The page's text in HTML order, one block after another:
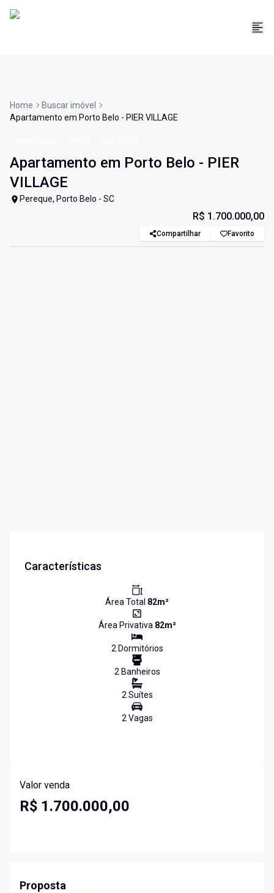
Home
Buscar imóvel
Apartamento em Porto Belo - PIER VILLAGE
Apartamento em Porto Belo - PIER
VILLAGE
Pereque, Porto Belo - SC
R$ 1.700.000,00
Compartilhar Favorito
Características
Área Total 82m²
Área Privativa 82m²
2Dormitórios
2Banheiros
2Suítes
2Vagas
Valor venda
R$ 1.700.000,00
Proposta